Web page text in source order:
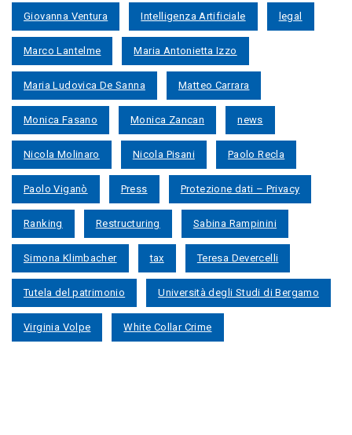
Giovanna Ventura Intelligenza Artificiale legal
Marco Lantelme Maria Antonietta Izzo
Maria Ludovica De Sanna Matteo Carrara
Monica Fasano Monica Zancan news
Nicola Molinaro Nicola Pisani Paolo Recla
Paolo Viganò Press Protezione dati – Privacy
Ranking Restructuring Sabina Rampinini
Simona Klimbacher tax Teresa Devercelli
Tutela del patrimonio Università degli Studi di Bergamo
Virginia Volpe White Collar Crime